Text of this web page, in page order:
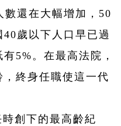
數還在大幅增加，50
歲以下人口早已過
5%。在最高法院，
終身任職使這一代
創下的最高齡紀